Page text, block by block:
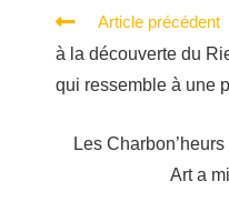
Article précédent
à la découverte du
qui ressemble à une
Les
Art a